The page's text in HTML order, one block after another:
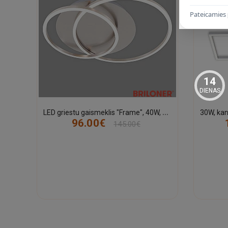
L
ED griestu gaismeklis "Frame", 40W, 3200lm, 3000K, 3228-01x
96.00€
145.00€
14
DIENAS